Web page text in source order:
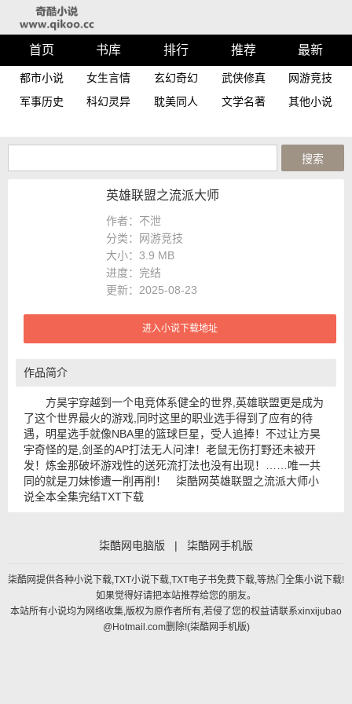
首页 书库 排行 推荐 最新
都市小说 女生言情 玄幻奇幻 武侠修真
网游竞技
军事历史
科幻灵异 耽美同人 文学名著 其他小说
英雄联盟之流派大师
作者：不泄
分类：网游竞技
大小： 3.9 MB
进度： 完结
更新：2025-08-23
进入小说下载地址
作品简介
方昊宇穿越到一个电竞体系健全的世界,英雄联盟更是成为
了这个世界最火的游戏,同时这里的职业选手得到了应有的待
遇，明星选手就像NBA里的篮球巨星，受人追捧！不过让方昊
宇奇怪的是,剑圣的AP打法无人问津！老鼠无伤打野还未被开
发！炼金那破坏游戏性的送死流打法也没有出现！……唯一共
同的就是刀妹惨遭一削再削！ 柒酷网英雄联盟之流派大师小
说全本全集完结TXT下载
柒酷网电脑版 | 柒酷网手机版
柒酷网提供各种小说下载,TXT小说下载,TXT电子书免费下载,等热门全集小说下载!
如果觉得好请把本站推荐给您的朋友。
本站所有小说均为网络收集,版权为原作者所有,若侵了您的权益请联系xinxijubao
@Hotmail.com删除!(柒酷网手机版)